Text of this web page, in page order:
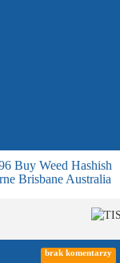
Buy Weed Hashish
Brisbane Australia
brak komentarzy